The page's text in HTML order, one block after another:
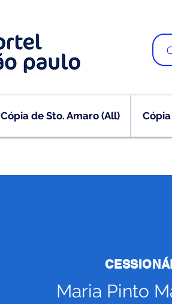
Cópia de Sto. Amaro (All)
Maria Pinto